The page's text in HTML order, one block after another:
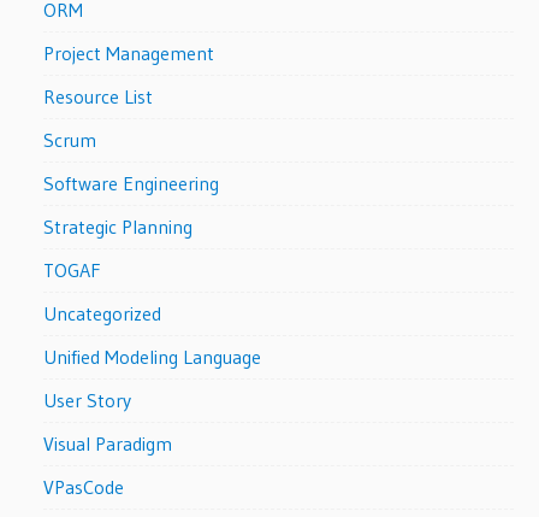
ORM
Project Management
Resource List
Scrum
Software Engineering
Strategic Planning
TOGAF
Uncategorized
Unified Modeling Language
User Story
Visual Paradigm
VPasCode